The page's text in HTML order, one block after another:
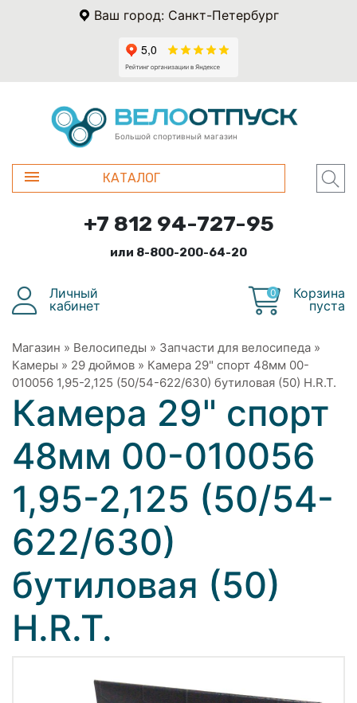
Ваш город: Санкт-Петербург
Большой спортивный магазин
КАТАЛОГ
+7 812 94-727-95
или 8-800-200-64-20
Личный
кабинет
0
Корзина
пуста
Магазин » Велосипеды » Запчасти для велосипеда »
Камеры » 29 дюймов » Камера 29" спорт 48мм 00-
010056 1,95-2,125 (50/54-622/630) бутиловая (50) H.R.T.
Камера 29" спорт
48мм 00-010056
1,95-2,125 (50/54-
622/630)
бутиловая (50)
H.R.T.